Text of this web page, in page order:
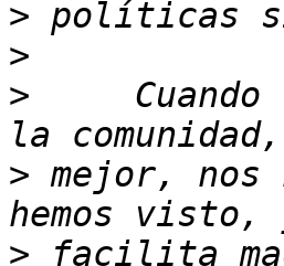
>
>
>
Cuando
> mejor, nos
> facilita